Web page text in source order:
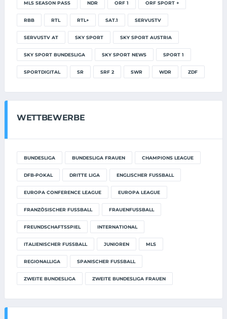
MLS SEASON PASS NDR ORF 1 ORF SPORT +
RBB RTL RTL+ SAT.1 SERVUSTV
SERVUSTV AT SKY SPORT SKY SPORT AUSTRIA
SKY SPORT BUNDESLIGA SKY SPORT NEWS SPORT 1
SPORTDIGITAL SR SRF 2 SWR WDR ZDF
WETTBEWERBE
BUNDESLIGA BUNDESLIGA FRAUEN CHAMPIONS LEAGUE
DFB-POKAL DRITTE LIGA ENGLISCHER FUSSBALL
EUROPA CONFERENCE LEAGUE EUROPA LEAGUE
FRANZÖSISCHER FUSSBALL FRAUENFUSSBALL
FREUNDSCHAFTSSPIEL INTERNATIONAL
ITALIENISCHER FUSSBALL JUNIOREN MLS
REGIONALLIGA SPANISCHER FUSSBALL
ZWEITE BUNDESLIGA ZWEITE BUNDESLIGA FRAUEN